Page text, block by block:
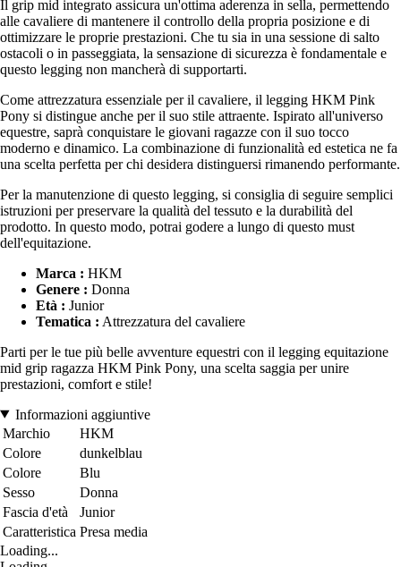
Il grip mid integrato assicura un'ottima aderenza in sella, permettendo
alle cavaliere di mantenere il controllo della propria posizione e di
ottimizzare le proprie prestazioni. Che tu sia in una sessione di salto
ostacoli o in passeggiata, la sensazione di sicurezza è fondamentale e
questo legging non mancherà di supportarti.
Come attrezzatura essenziale per il cavaliere, il legging HKM Pink
Pony si distingue anche per il suo stile attraente. Ispirato all'universo
equestre, saprà conquistare le giovani ragazze con il suo tocco
moderno e dinamico. La combinazione di funzionalità ed estetica ne fa
una scelta perfetta per chi desidera distinguersi rimanendo performante.
Per la manutenzione di questo legging, si consiglia di seguire semplici
istruzioni per preservare la qualità del tessuto e la durabilità del
prodotto. In questo modo, potrai godere a lungo di questo must
dell'equitazione.
Marca : HKM
Genere : Donna
Età : Junior
Tematica : Attrezzatura del cavaliere
Parti per le tue più belle avventure equestri con il legging equitazione
mid grip ragazza HKM Pink Pony, una scelta saggia per unire
prestazioni, comfort e stile!
Informazioni aggiuntive
Marchio
HKM
Colore
dunkelblau
Colore
Blu
Sesso
Donna
Fascia d'età
Junior
Caratteristica Presa media
Loading...